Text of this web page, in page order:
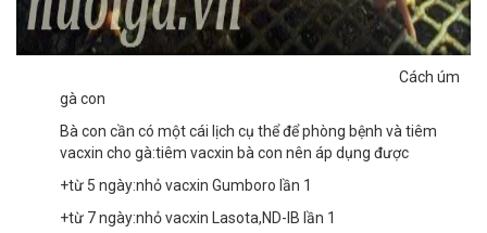
Cách úm
gà con
Bà con cần có một cái lịch cụ thể để phòng bệnh và tiêm
vacxin cho gà:tiêm vacxin bà con nên áp dụng được
+từ 5 ngày:nhỏ vacxin Gumboro lần 1
+từ 7 ngày:nhỏ vacxin Lasota,ND-IB lần 1